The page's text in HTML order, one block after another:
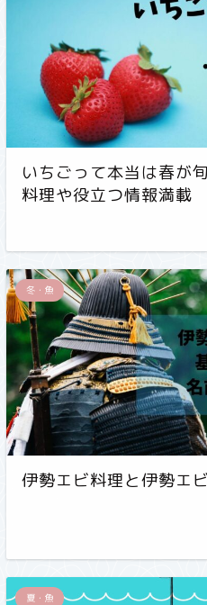
いちごって本当は春が
料理や役立つ情報満載
冬・魚
伊勢エビ料理と伊勢エ
夏・魚